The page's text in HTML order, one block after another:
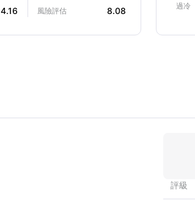
4.16 風險評估 8.08 過冷
評級